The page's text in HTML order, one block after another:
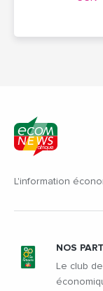
L'information
NOS
Le club